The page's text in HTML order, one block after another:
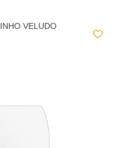
VELUDO